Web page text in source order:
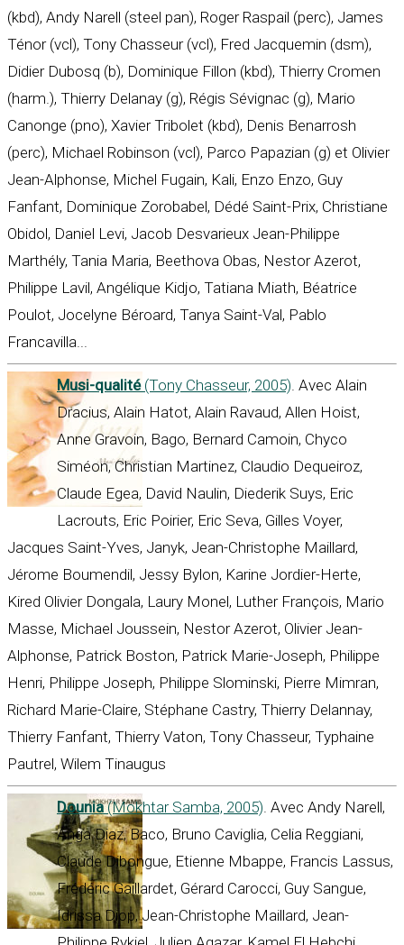
(kbd), Andy Narell (steel pan), Roger Raspail (perc), James
Ténor (vcl), Tony Chasseur (vcl), Fred Jacquemin (dsm),
Didier Dubosq (b), Dominique Fillon (kbd), Thierry Cromen
(harm.), Thierry Delanay (g), Régis Sévignac (g), Mario
Canonge (pno), Xavier Tribolet (kbd), Denis Benarrosh
(perc), Michael Robinson (vcl), Parco Papazian (g) et Olivier
Jean-Alphonse, Michel Fugain, Kali, Enzo Enzo, Guy
Fanfant, Dominique Zorobabel, Dédé Saint-Prix, Christiane
Obidol, Daniel Levi, Jacob Desvarieux Jean-Philippe
Marthély, Tania Maria, Beethova Obas, Nestor Azerot,
Philippe Lavil, Angélique Kidjo, Tatiana Miath, Béatrice
Poulot, Jocelyne Béroard, Tanya Saint-Val, Pablo
Francavilla...
Musi-qualité(Tony Chasseur, 2005). Avec Alain
Dracius, Alain Hatot, Alain Ravaud, Allen Hoist,
Anne Gravoin, Bago, Bernard Camoin, Chyco
Siméon, Christian Martinez, Claudio Dequeiroz,
Claude Egea, David Naulin, Diederik Suys, Eric
Lacrouts, Eric Poirier, Eric Seva, Gilles Voyer,
Jacques Saint-Yves, Janyk, Jean-Christophe Maillard,
Jérome Boumendil, Jessy Bylon, Karine Jordier-Herte,
Kired Olivier Dongala, Laury Monel, Luther François, Mario
Masse, Michael Joussein, Nestor Azerot, Olivier Jean-
Alphonse, Patrick Boston, Patrick Marie-Joseph, Philippe
Henri, Philippe Joseph, Philippe Slominski, Pierre Mimran,
Richard Marie-Claire, Stéphane Castry, Thierry Delannay,
Thierry Fanfant, Thierry Vaton, Tony Chasseur, Typhaine
Pautrel, Wilem Tinaugus
Dounia(Mokhtar Samba, 2005). Avec Andy Narell,
Anga Diaz, Baco, Bruno Caviglia, Celia Reggiani,
Claude Dibongue, Etienne Mbappe, Francis Lassus,
Frédéric Gaillardet, Gérard Carocci, Guy Sangue,
Idrissa Diop, Jean-Christophe Maillard, Jean-